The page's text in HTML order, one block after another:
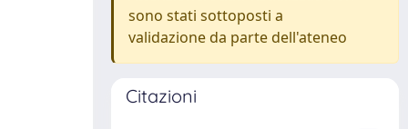
sono stati sottoposti a
validazione da parte dell'ateneo
Citazioni